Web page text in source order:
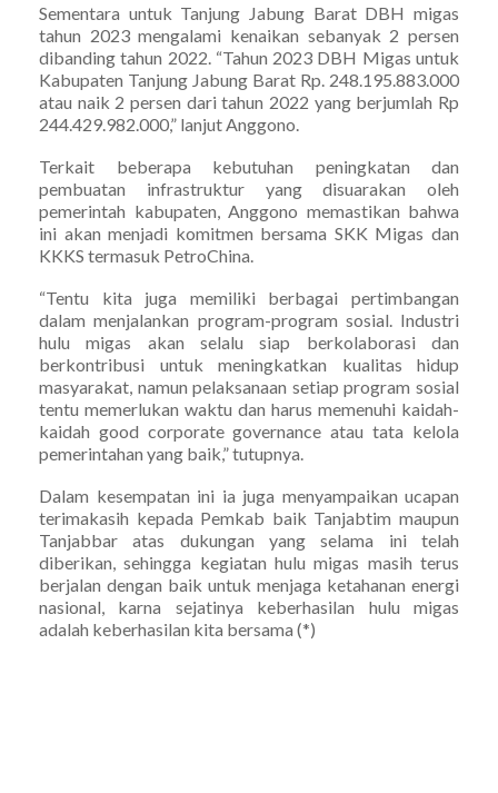
Sementara untuk Tanjung Jabung Barat DBH migas
tahun 2023 mengalami kenaikan sebanyak 2 persen
dibanding tahun 2022. “Tahun 2023 DBH Migas untuk
Kabupaten Tanjung Jabung Barat Rp. 248.195.883.000
atau naik 2 persen dari tahun 2022 yang berjumlah Rp
244.429.982.000,” lanjut Anggono.
Terkait beberapa kebutuhan peningkatan dan
pembuatan infrastruktur yang disuarakan oleh
pemerintah kabupaten, Anggono memastikan bahwa
ini akan menjadi komitmen bersama SKK Migas dan
KKKS termasuk PetroChina.
“Tentu kita juga memiliki berbagai pertimbangan
dalam menjalankan program-program sosial. Industri
hulu migas akan selalu siap berkolaborasi dan
berkontribusi untuk meningkatkan kualitas hidup
masyarakat, namun pelaksanaan setiap program sosial
tentu memerlukan waktu dan harus memenuhi kaidah-
kaidah good corporate governance atau tata kelola
pemerintahan yang baik,” tutupnya.
Dalam kesempatan ini ia juga menyampaikan ucapan
terimakasih kepada Pemkab baik Tanjabtim maupun
Tanjabbar atas dukungan yang selama ini telah
diberikan, sehingga kegiatan hulu migas masih terus
berjalan dengan baik untuk menjaga ketahanan energi
nasional, karna sejatinya keberhasilan hulu migas
adalah keberhasilan kita bersama (*)